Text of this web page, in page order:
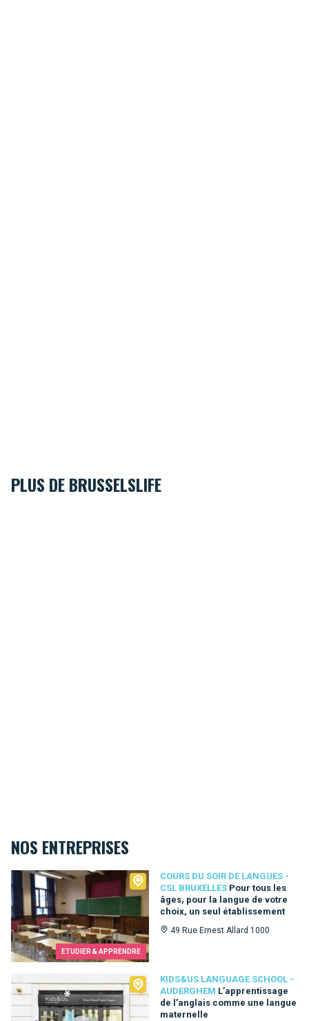
PLUS DE BRUSSELSLIFE
NOS ENTREPRISES
ETUDIER & APPRENDRE
COURS DU SOIR DE LANGUES -
CSL BRUXELLES Pour tous les
âges, pour la langue de votre
choix, un seul établissement
49 Rue Ernest Allard 1000
Cours du Soir de Langues - CSL Bruxelles
KIDS&US LANGUAGE SCHOOL -
AUDERGHEM L’apprentissage
de l’anglais comme une langue
maternelle
Kids&Us language school - Auderghem